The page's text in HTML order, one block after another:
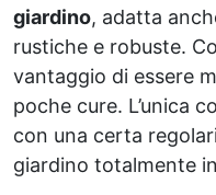
giardino, adatta
rustiche e robuste.
vantaggio di essere
poche cure. L’unica
con una certa
giardino totalmente